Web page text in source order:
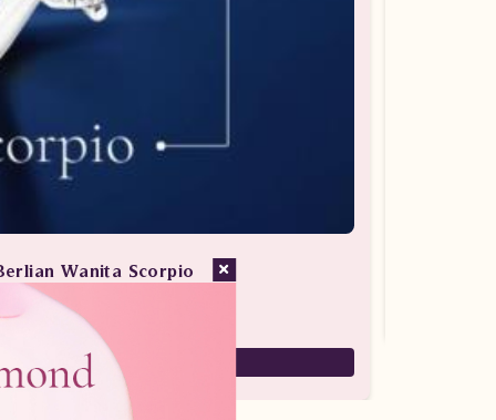
Wanita Scorpio
Berlian / Cincin Berlian
7,880,000
5,516,000